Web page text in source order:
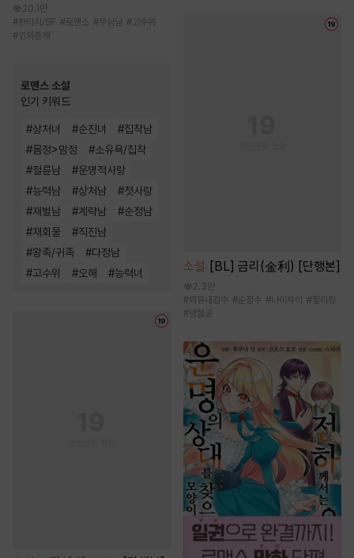
20.1만
#판타지/SF #로맨스 #무심남 #고수위
#인외존재
로맨스 소설
인기 키워드
#상처녀 #순진녀 #집착남
#몸정>맘정 #소유욕/집착
#절륜남 #운명적사랑
#능력남 #상처남 #첫사랑
#재벌남 #계략남 #순정남
#재회물 #직진남
#왕족/귀족 #다정남
#고수위 #오해 #능력녀 소설 [BL] 금리(金利) [단행본]
2.3만
#외유내강수 #순정수 #나이차이 #할리킹
#냉혈공